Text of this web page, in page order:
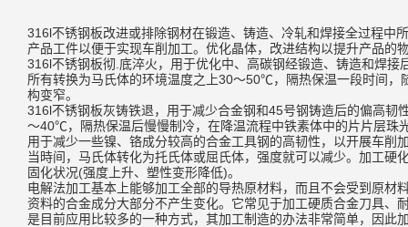
316l不锈钢板改进或排除钢材在锻造、铸造、冷轧和焊接全过程中
产品工件以便于实现车削加工。优化晶体，改进结构以提升产品的
316l不锈钢板彻.底淬火，用于优化中、高碳钢经锻造、铸造和焊
所有转换为马氏体的环境温度之上30～50℃，隔热保温一段时间
构变窄。
316l不锈钢板灰铸铁退，用于减少合金钢和45号钢铸造后的偏高
～40℃，隔热保温后慢慢制冷，在降温流程中铁素体中的片片层珠
用于减少一些镍、铬成分较高的合金工具钢的高韧性，以开展车
当時间，马氏体转化为托氏体或屈氏体，强度就可以减少。加工
固化状况(强度上升、塑性变形降低)。
电解法加工基本上能够加工全部的导热原材料，而且不会受到原
资料的合金成分大部分不产生变化。它常见于加工硬质合金刀具
是目前应用比较多的一种方式，其加工制造的办法非常简单，因此